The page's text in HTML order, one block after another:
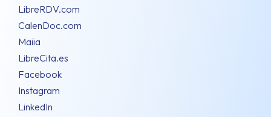
LibreRDV.com
CalenDoc.com
Maiia
LibreCita.es
Facebook
Instagram
LinkedIn